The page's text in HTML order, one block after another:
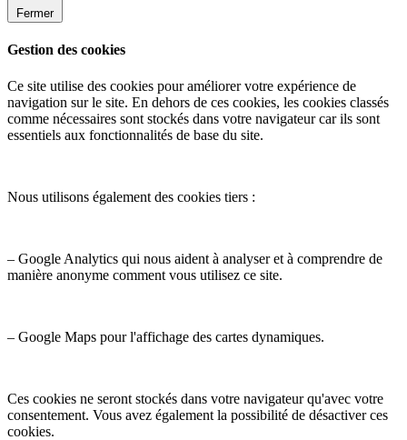
Fermer
Gestion des cookies
Ce site utilise des cookies pour améliorer votre expérience de
navigation sur le site. En dehors de ces cookies, les cookies classés
comme nécessaires sont stockés dans votre navigateur car ils sont
essentiels aux fonctionnalités de base du site.
Nous utilisons également des cookies tiers :
– Google Analytics qui nous aident à analyser et à comprendre de
manière anonyme comment vous utilisez ce site.
– Google Maps pour l'affichage des cartes dynamiques.
Ces cookies ne seront stockés dans votre navigateur qu'avec votre
consentement. Vous avez également la possibilité de désactiver ces
cookies.